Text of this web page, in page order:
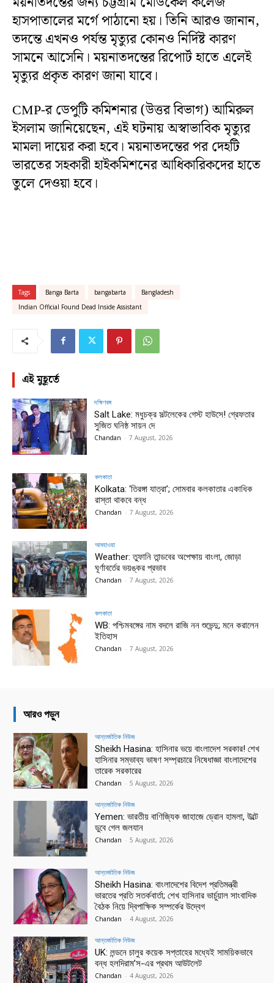
হাসপাতালের মর্গে পাঠানো হয়। তিনি আরও জানান,
তদন্তে এখনও পর্যন্ত মৃত্যুর কোনও নির্দিষ্ট কারণ
সামনে আসেনি। ময়নাতদন্তের রিপোর্ট হাতে এলেই
মৃত্যুর প্রকৃত কারণ জানা যাবে।
CMP-র ডেপুটি কমিশনার (উত্তর বিভাগ) আমিরুল
ইসলাম জানিয়েছেন, এই ঘটনায় অস্বাভাবিক মৃত্যুর
মামলা দায়ের করা হবে। ময়নাতদন্তের পর দেহটি
ভারতের সহকারী হাইকমিশনের আধিকারিকদের হাতে
তুলে দেওয়া হবে।
Tags Banga Barta bangabarta
Bangladesh
Indian Official Found Dead Inside Assistant
এই মুহূর্তে
দক্ষিণবঙ্গ
Salt Lake: মধুচক্র সল্টলেকের গেস্ট হাউসে! গ্রেফতার
সুজিত ঘনিষ্ঠ সায়ন দে
Chandan - 7 August, 2026
কলকাতা
Kolkata: ‘তিরঙ্গা যাত্রা’; সোমবার কলকাতার একাধিক
রাস্তা থাকবে বন্ধ
Chandan - 7 August, 2026
আবহাওয়া
Weather: তুফানি তান্ডবের অপেক্ষায় বাংলা, জোড়া
ঘূর্ণাবর্তের ভয়ঙ্কর প্রভাব
Chandan - 7 August, 2026
কলকাতা
WB: পশ্চিমবঙ্গের নাম বদলে রাজি নন শুভেন্দু; মনে করালেন
ইতিহাস
Chandan - 7 August, 2026
আরও পড়ুন
আন্তর্জাতিক নিউজ
Sheikh Hasina: হাসিনার ভয়ে বাংলাদেশ সরকার! শেখ
হাসিনার সম্ভাব্য ভাষণ সম্প্রচারে নিষেধাজ্ঞা বাংলাদেশের
তারেক সরকারের
Chandan - 5 August, 2026
আন্তর্জাতিক নিউজ
Yemen: ভারতীয় বাণিজ্যিক জাহাজে ড্রোন হামলা, উল্টে
ডুবে গেল জলযান
Chandan - 5 August, 2026
আন্তর্জাতিক নিউজ
Sheikh Hasina: বাংলাদেশের বিদেশ প্রতিমন্ত্রী
ভারতের প্রতি সতর্কবার্তা; শেখ হাসিনার ভার্চুয়াল সাংবাদিক
বৈঠক নিয়ে দ্বিপাক্ষিক সম্পর্কের উদ্বেগ
Chandan - 4 August, 2026
আন্তর্জাতিক নিউজ
UK: লন্ডনে চালুর কয়েক সপ্তাহের মধ্যেই সাময়িকভাবে
বন্ধ হলদিরাম’স-এর প্রথম আউটলেট
Chandan - 4 August, 2026